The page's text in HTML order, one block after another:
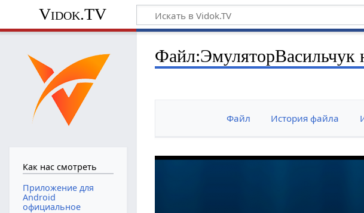
Vidok.TV
Файл:ЭмуляторВасильчук
Файл История файла
Как нас смотреть
Приложение для
Android
официальное